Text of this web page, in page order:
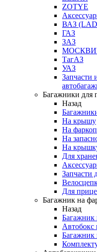
ZOTYE
ВАЗ
ГАЗ
ЗАЗ
ТагАЗ
УАЗ
Запчасти
Багажники для
Назад
На крышу
На фаркоп
На
На
Для
Запчасти
Для
Багажник на
Назад
Багажник
Автобокс
Багажник